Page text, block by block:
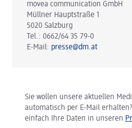
movea communication GmbH
Müllner Hauptstraße 1
5020 Salzburg
Tel.: 0662/64 35 79-0
E-Mail: presse@dm.at
Sie wollen unsere aktuellen
automatisch per E-Mail
einfach Ihre Daten in unseren